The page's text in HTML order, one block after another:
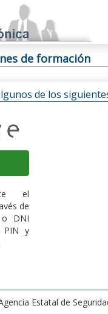
de formación
de los
el
de
o DNI
PIN y
Estatal de